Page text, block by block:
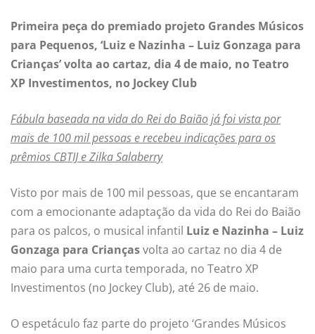
Primeira peça do premiado projeto Grandes Músicos
para Pequenos, ‘Luiz e Nazinha – Luiz Gonzaga para
Crianças’ volta ao cartaz, dia 4 de maio, no Teatro
XP Investimentos, no Jockey Club
Fábula baseada na vida do Rei do Baião já foi vista por
mais de 100 mil pessoas e recebeu indicações para os
prêmios CBTIJ e Zilka Salaberry
Visto por mais de 100 mil pessoas, que se encantaram
com a emocionante adaptação da vida do Rei do Baião
para os palcos, o musical infantil Luiz e Nazinha – Luiz
Gonzaga para Criançasvolta ao cartaz no dia 4 de
maio para uma curta temporada, no Teatro XP
Investimentos (no Jockey Club), até 26 de maio.
O espetáculo faz parte do projeto ‘Grandes Músicos